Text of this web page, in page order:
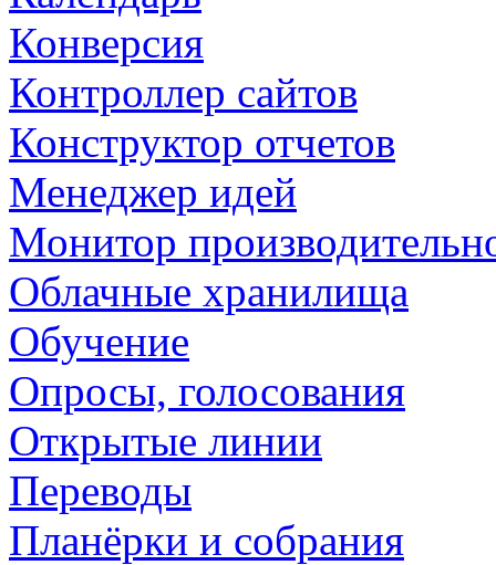
Конверсия
Контроллер сайтов
Конструктор отчетов
Менеджер идей
Монитор
Облачные хранилища
Обучение
Опросы, голосования
Открытые линии
Переводы
Планёрки и собрания